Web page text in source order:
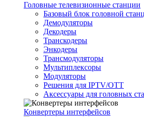
Головные телевизионные станции
Базовый блок головной
Демодуляторы
Декодеры
Транскодеры
Энкодеры
Трансмодуляторы
Мультиплексоры
Модуляторы
Решения для IPTV/OTT
Аксессуары для головных
Конвертеры интерфейсов